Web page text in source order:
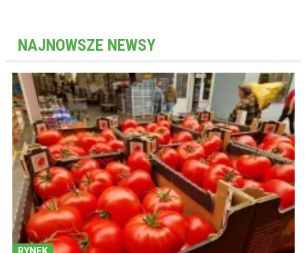
NAJNOWSZE NEWSY